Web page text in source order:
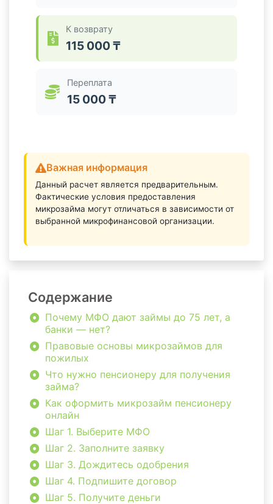
К возврату
115 000 ₸
Переплата
15 000 ₸
Важная информация
Данный расчет является предварительным.
Фактические условия предоставления
микрозайма могут отличаться в зависимости от
выбранной микрофинансовой организации.
Содержание
Почему МФО дают займы до 75 лет, а
банки — нет?
Правовые основы микрозаймов для
пожилых
Что нужно пенсионеру для получения
займа?
Как оформить микрозайм пенсионеру
онлайн
Шаг 1. Выберите МФО
Шаг 2. Заполните заявку
Шаг 3. Дождитесь одобрения
Шаг 4. Подпишите договор
Шаг 5. Получите деньги